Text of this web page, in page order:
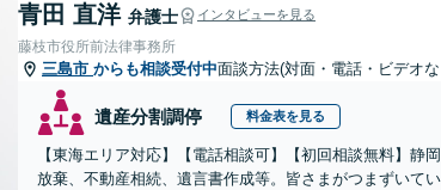
青田 直洋 弁護士 インタビューを見る
藤枝市役所前法律事務所
三島市 からも相談受付中面談方法(対面・電話・ビデオ
遺産分割調停 料金表を見る
【東海エリア対応】【電話相談可】【初回相談無料】
放棄、不動産相続、遺言書作成等。皆さまがつまずいて